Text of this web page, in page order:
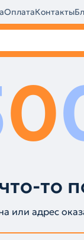
ОплатаКонтакты
0
то
или адрес